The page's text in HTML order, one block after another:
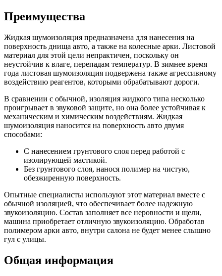
Преимущества
Жидкая шумоизоляция предназначена для нанесения на
поверхность днища авто, а также на колесные арки. Листовой
материал для этой цели непрактичен, поскольку он
неустойчив к влаге, перепадам температур. В зимнее время
года листовая шумоизоляция подвержена также агрессивному
воздействию реагентов, которыми обрабатывают дороги.
В сравнении с обычной, изоляция жидкого типа несколько
проигрывает в звуковой защите, но она более устойчивая к
механическим и химическим воздействиям. Жидкая
шумоизоляция наносится на поверхность авто двумя
способами:
С нанесением грунтового слоя перед работой с
изолирующей мастикой.
Без грунтового слоя, нанося полимер на чистую,
обезжиренную поверхность.
Опытные специалисты используют этот материал вместе с
обычной изоляцией, что обеспечивает более надежную
звукоизоляцию. Состав заполняет все неровности и щели,
машина приобретает отличную звукоизоляцию. Обработав
полимером арки авто, внутри салона не будет менее слышно
гул с улицы.
Общая информация